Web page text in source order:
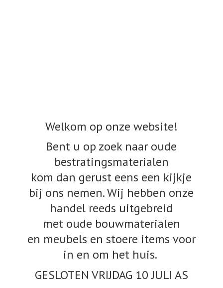
Welkom op onze website!
Bent u op zoek naar oude
bestratingsmaterialen
kom dan gerust eens een kijkje
bij ons nemen. Wij hebben onze
handel reeds uitgebreid
met oude bouwmaterialen
en meubels en stoere items voor
in en om het huis.
GESLOTEN VRIJDAG 10JULI AS